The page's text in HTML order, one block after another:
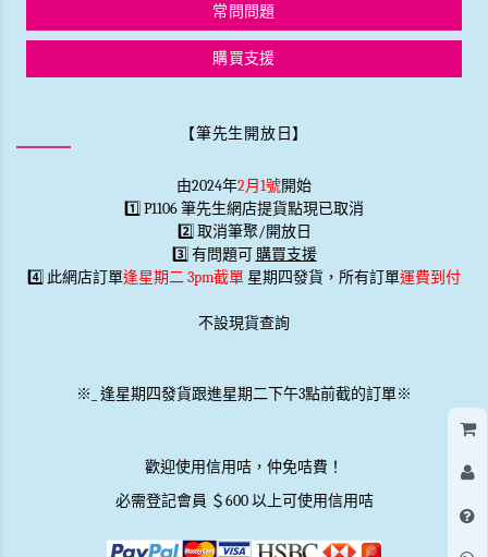
常問問題
購買支援
【筆先生開放日】
由2024年2月1號開始
1️⃣ P1106 筆先生網店提貨點現已取消
2️⃣ 取消筆聚/開放日
3️⃣ 有問題可 購買支援
4️⃣ 此網店訂單逢星期二 3pm截單 星期四發貨，所有訂單運費到付
不設現貨查詢
※ 逢星期四發貨跟進星期二下午3點前截的訂單※
歡迎使用信用咭，仲免咭費！
必需登記會員 ＄600 以上可使用信用咭